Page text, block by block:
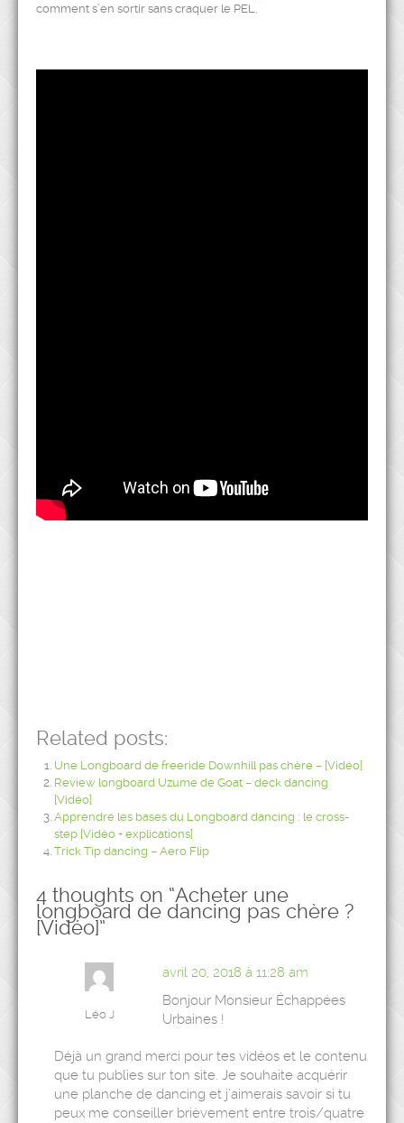
comment s’en sortir sans craquer le PEL.
Related posts:
Une Longboard de freeride Downhill pas chère – [Vidéo]
Review longboard Uzume de Goat – deck dancing
[Vidéo]
Apprendre les bases du Longboard dancing : le cross-
step [Vidéo + explications]
Trick Tip dancing – Aero Flip
4 thoughts on “Acheter une
longboard de dancing pas chère ?
[Vidéo]”
Léo J
avril 20, 2018 à 11:28 am
Bonjour Monsieur Échappées
Urbaines !
Déjà un grand merci pour tes vidéos et le contenu
que tu publies sur ton site. Je souhaite acquérir
une planche de dancing et j’aimerais savoir si tu
peux me conseiller brièvement entre trois/quatre